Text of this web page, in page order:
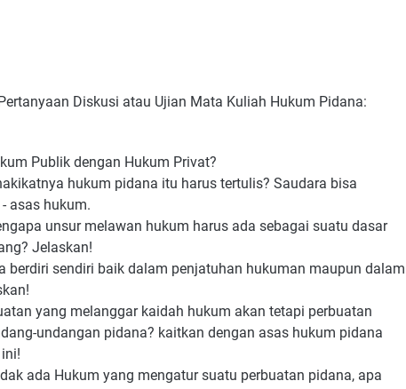
Diskusi atau Ujian Mata Kuliah Hukum Pidana:
Publik dengan Hukum Privat?
hukum pidana itu harus tertulis? Saudara bisa
asas hukum.
unsur melawan hukum harus ada sebagai suatu dasar
Jelaskan!
berdiri sendiri baik dalam penjatuhan hukuman maupun dalam
yang melanggar kaidah hukum akan tetapi perbuatan
undangan pidana? kaitkan dengan asas hukum pidana
ada Hukum yang mengatur suatu perbuatan pidana, apa